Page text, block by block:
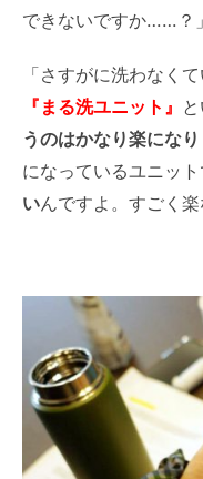
できないですか……？」
「さすがに洗わなく
『まる洗ユニット』
うのはかなり楽になり
になっているユニット
いんですよ。すごく